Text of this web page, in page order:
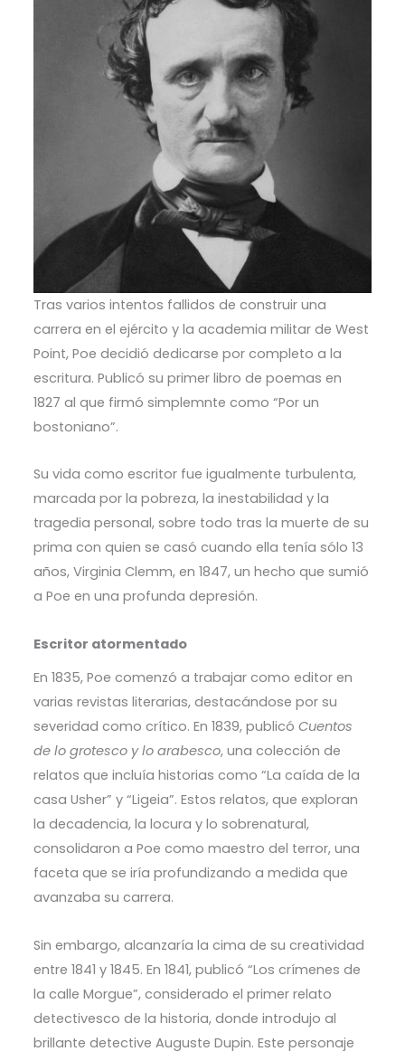
Tras varios intentos fallidos de construir una
carrera en el ejército y la academia militar de West
Point, Poe decidió dedicarse por completo a la
escritura. Publicó su primer libro de poemas en
1827 al que firmó simplemnte como “Por un
bostoniano”.
Su vida como escritor fue igualmente turbulenta,
marcada por la pobreza, la inestabilidad y la
tragedia personal, sobre todo tras la muerte de su
prima con quien se casó cuando ella tenía sólo 13
años, Virginia Clemm, en 1847, un hecho que sumió
a Poe en una profunda depresión.
Escritor atormentado
En 1835, Poe comenzó a trabajar como editor en
varias revistas literarias, destacándose por su
severidad como crítico. En 1839, publicó Cuentos
de lo grotesco y lo arabesco, una colección de
relatos que incluía historias como “La caída de la
casa Usher” y “Ligeia”. Estos relatos, que exploran
la decadencia, la locura y lo sobrenatural,
consolidaron a Poe como maestro del terror, una
faceta que se iría profundizando a medida que
avanzaba su carrera.
Sin embargo, alcanzaría la cima de su creatividad
entre 1841 y 1845. En 1841, publicó “Los crímenes de
la calle Morgue”, considerado el primer relato
detectivesco de la historia, donde introdujo al
brillante detective Auguste Dupin. Este personaje